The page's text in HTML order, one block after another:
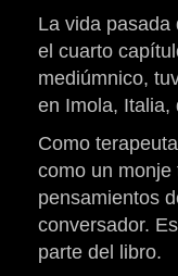
La vida pasada
el cuarto
mediúmnico,
en Imola, Italia,
Como
como un
pensamientos
conversador.
parte del libro.